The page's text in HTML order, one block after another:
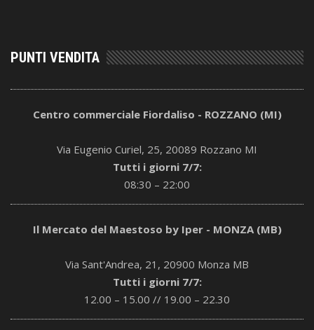
PUNTI VENDITA
Centro commerciale Fiordaliso - ROZZANO (MI)
Via Eugenio Curiel, 25, 20089 Rozzano MI
Tutti i giorni 7/7:
08:30 – 22:00
Il Mercato del Maestoso by Iper - MONZA (MB)
Via Sant'Andrea, 21, 20900 Monza MB
Tutti i giorni 7/7:
12.00 – 15.00 // 19.00 – 22.30